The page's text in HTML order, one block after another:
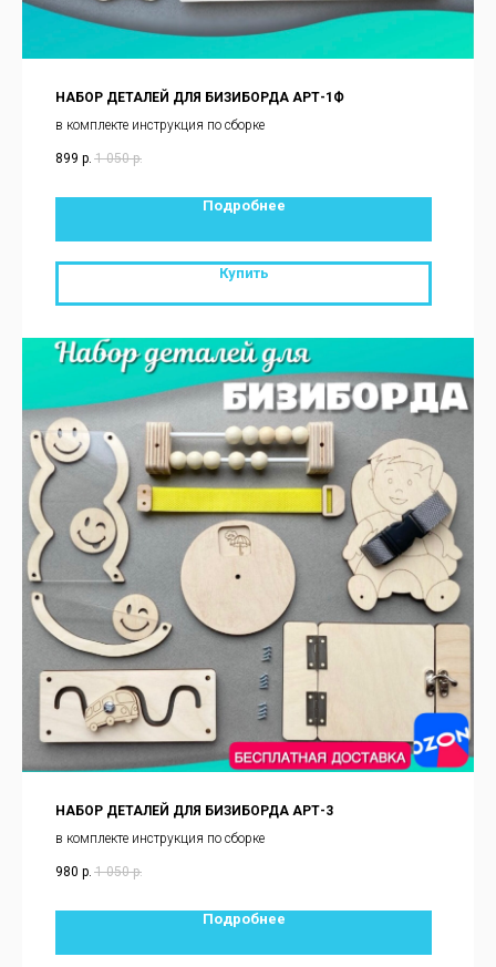
НАБОР ДЕТАЛЕЙ ДЛЯ БИЗИБОРДА АРТ-1Ф
в комплекте инструкция по сборке
899 р. 1 050 р.
Подробнее
Купить
НАБОР ДЕТАЛЕЙ ДЛЯ БИЗИБОРДА АРТ-3
в комплекте инструкция по сборке
980 р. 1 050 р.
Подробнее